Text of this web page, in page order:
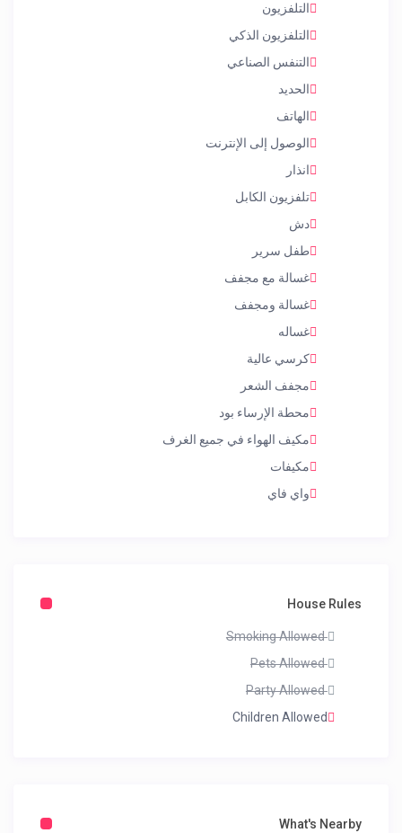
التلفزيون
التلفزيون الذكي
التنفس الصناعي
الحديد
الهاتف
الوصول إلى الإنترنت
انذار
تلفزيون الكابل
دش
طفل سرير
غسالة مع مجفف
غسالة ومجفف
غساله
كرسي عالية
مجفف الشعر
محطة الإرساء بود
مكيف الهواء في جميع الغرف
مكيفات
واي فاي
House Rules
Smoking Allowed
Pets Allowed
Party Allowed
Children Allowed
What's Nearby